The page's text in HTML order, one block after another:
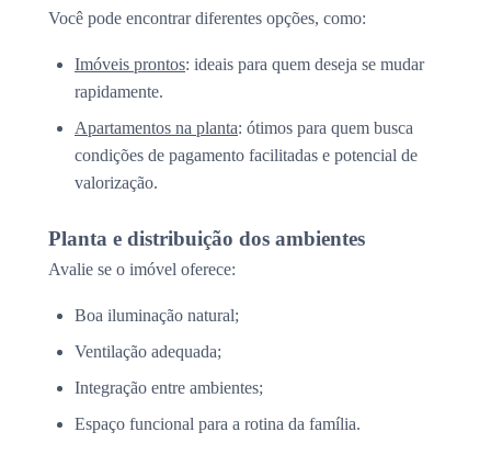
Você pode encontrar diferentes opções, como:
Imóveis prontos: ideais para quem deseja se mudar
rapidamente.
Apartamentos na planta: ótimos para quem busca
condições de pagamento facilitadas e potencial de
valorização.
Planta e distribuição dos ambientes
Avalie se o imóvel oferece:
Boa iluminação natural;
Ventilação adequada;
Integração entre ambientes;
Espaço funcional para a rotina da família.